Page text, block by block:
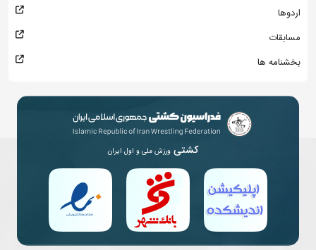
اردوها
مسابقات
بخشنامه ها
کشتی ورزش ملی و اول ایران